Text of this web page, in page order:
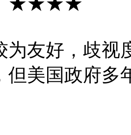
为友好，歧视
但美国政府多